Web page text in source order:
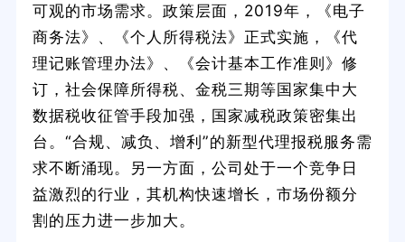
可观的市场需求。政策层面，2019年，《电子
商务法》、《个人所得税法》正式实施，《代
理记账管理办法》、《会计基本工作准则》修
订，社会保障所得税、金税三期等国家集中大
数据税收征管手段加强，国家减税政策密集出
台。“合规、减负、增利”的新型代理报税服务需
求不断涌现。另一方面，公司处于一个竞争日
益激烈的行业，其机构快速增长，市场份额分
割的压力进一步加大。